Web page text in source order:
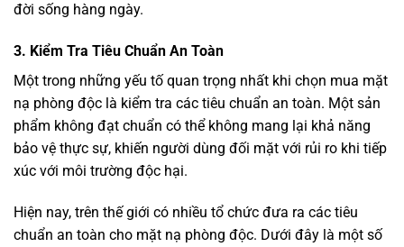
đời sống hàng ngày.
3. Kiểm Tra Tiêu Chuẩn An Toàn
Một trong những yếu tố quan trọng nhất khi chọn mua mặt
nạ phòng độc là kiểm tra các tiêu chuẩn an toàn. Một sản
phẩm không đạt chuẩn có thể không mang lại khả năng
bảo vệ thực sự, khiến người dùng đối mặt với rủi ro khi tiếp
xúc với môi trường độc hại.
Hiện nay, trên thế giới có nhiều tổ chức đưa ra các tiêu
chuẩn an toàn cho mặt nạ phòng độc. Dưới đây là một số